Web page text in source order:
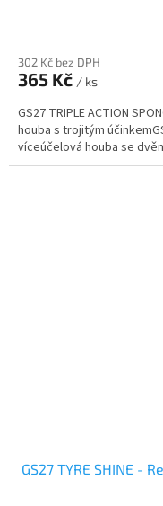
302 Kč bez DPH
365 Kč / ks
GS27 TRIPLE ACTION
houba s trojitým
víceúčelová houba se
GS27 TYRE SHINE -